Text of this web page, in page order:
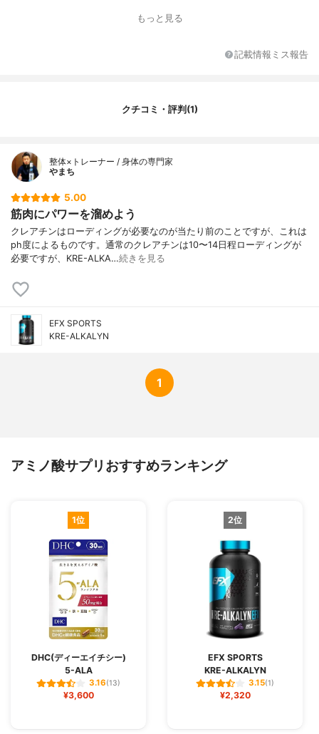
もっと見る
記載情報ミス報告
クチコミ・評判(1)
整体×トレーナー / 身体の専門家
やまち
5.00
筋肉にパワーを溜めよう
クレアチンはローディングが必要なのが当たり前のことですが、これは
ph度によるものです。通常のクレアチンは10〜14日程ローディングが
必要ですが、KRE-ALKA…続きを見る
EFX SPORTS
KRE-ALKALYN
1
アミノ酸サプリおすすめランキング
1位
DHC(ディーエイチシー)
5-ALA
3.16(13)
¥3,600
2位
EFX SPORTS
KRE-ALKALYN
3.15(1)
¥2,320